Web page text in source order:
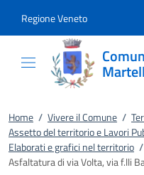
Regione Veneto
Home / Vivere il Comune /
Assetto del territorio e Lavori
Elaborati e grafici nel territorio /
Asfaltatura di via Volta, via f.lli